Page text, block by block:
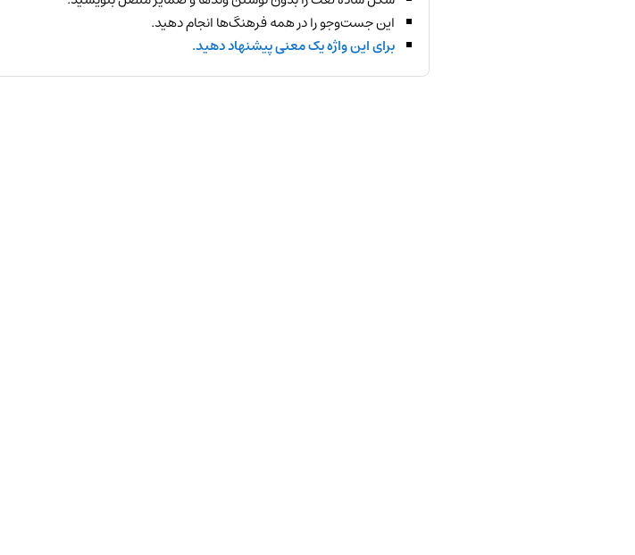
این جست‌وجو را در همه فرهنگ‌ها انجام دهید.
برای این واژه یک معنی پیشنهاد دهید.